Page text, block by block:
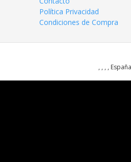
Política Privacidad
Condiciones de Compra
, , , ,